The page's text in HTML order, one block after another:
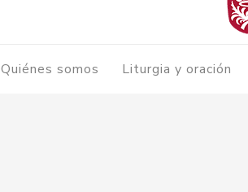
Quiénes somos Liturgia y oración